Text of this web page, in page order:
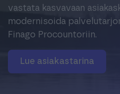
Kokeile
vastata kasvavaan
modernisoida
Finago Procountoriin.
Lue asiakastarina